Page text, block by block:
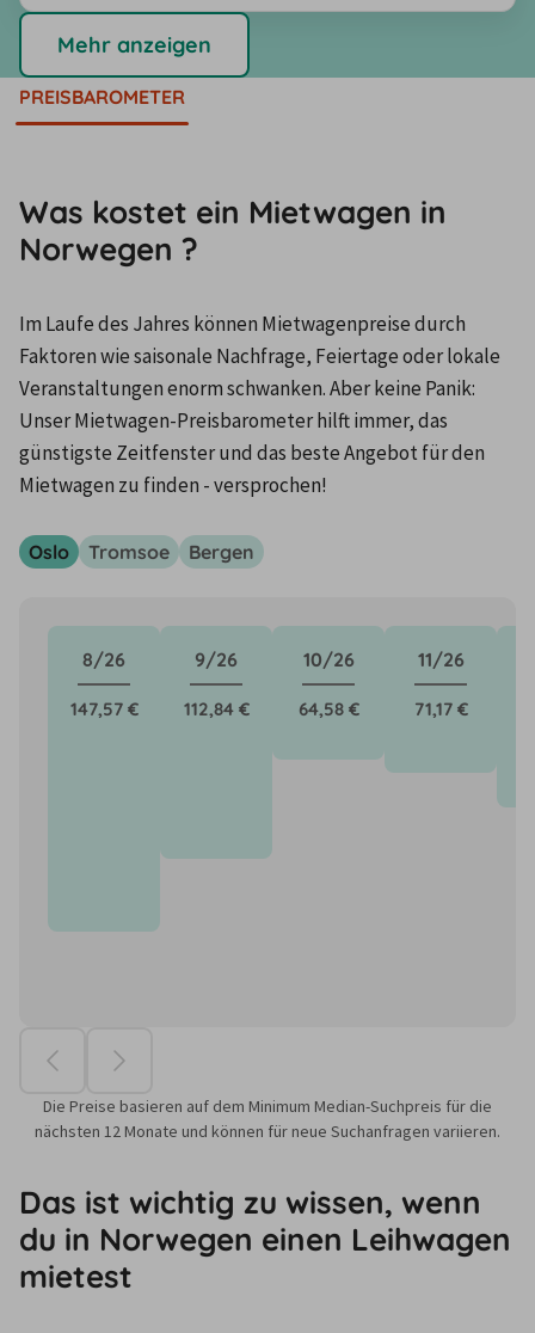
Mehr anzeigen
PREISBAROMETER
Was kostet ein Mietwagen in
Norwegen ?
Im Laufe des Jahres können Mietwagenpreise durch
Faktoren wie saisonale Nachfrage, Feiertage oder lokale
Veranstaltungen enorm schwanken. Aber keine Panik:
Unser Mietwagen-Preisbarometer hilft immer, das
günstigste Zeitfenster und das beste Angebot für den
Mietwagen zu finden - versprochen!
Oslo Tromsoe Bergen
8/26
147,57 €
9/26
112,84 €
10/26
64,58 €
11/26
71,17 €
Die Preise basieren auf dem Minimum Median-Suchpreis für die
nächsten 12 Monate und können für neue Suchanfragen variieren.
Das ist wichtig zu wissen, wenn
du in Norwegen einen Leihwagen
mietest